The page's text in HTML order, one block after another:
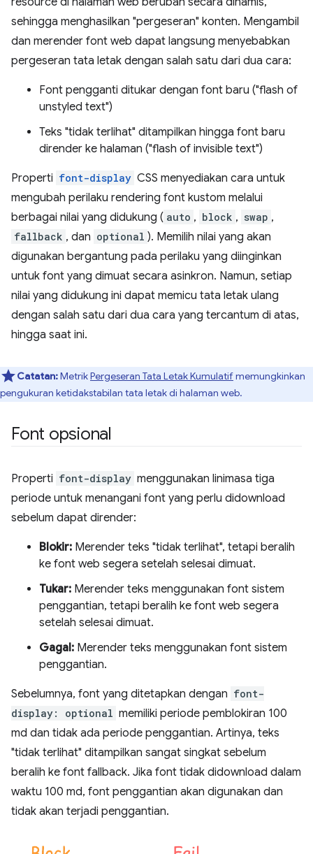
sehingga menghasilkan "pergeseran" konten. Mengambil
dan merender font web dapat langsung menyebabkan
pergeseran tata letak dengan salah satu dari dua cara:
Font pengganti ditukar dengan font baru ("flash of
unstyled text")
Teks "tidak terlihat" ditampilkan hingga font baru
dirender ke halaman ("flash of invisible text")
Properti font-display CSS menyediakan cara untuk
mengubah perilaku rendering font kustom melalui
berbagai nilai yang didukung ( auto , block , swap ,
fallback , dan optional ). Memilih nilai yang akan
digunakan bergantung pada perilaku yang diinginkan
untuk font yang dimuat secara asinkron. Namun, setiap
nilai yang didukung ini dapat memicu tata letak ulang
dengan salah satu dari dua cara yang tercantum di atas,
hingga saat ini.
Catatan:MetrikPergeseran Tata Letak Kumulatifmemungkinkan
pengukuran ketidakstabilan tata letak di halaman web.
Font opsional
Properti font-display menggunakan linimasa tiga
periode untuk menangani font yang perlu didownload
sebelum dapat dirender:
Blokir: Merender teks "tidak terlihat", tetapi beralih
ke font web segera setelah selesai dimuat.
Tukar: Merender teks menggunakan font sistem
penggantian, tetapi beralih ke font web segera
setelah selesai dimuat.
Gagal: Merender teks menggunakan font sistem
penggantian.
Sebelumnya, font yang ditetapkan dengan font-
display: optional memiliki periode pemblokiran 100
md dan tidak ada periode penggantian. Artinya, teks
"tidak terlihat" ditampilkan sangat singkat sebelum
beralih ke font fallback. Jika font tidak didownload dalam
waktu 100 md, font penggantian akan digunakan dan
tidak akan terjadi penggantian.